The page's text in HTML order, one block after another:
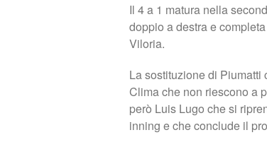
Il 4 a 1 matura nella
doppio a destra e
Viloria.
La sostituzione di
Clima che non riescono a
però Luis Lugo che si
inning e che conclude il